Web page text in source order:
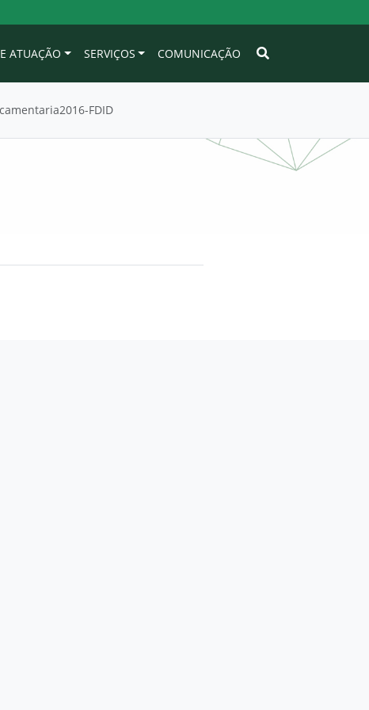
ATUAÇÃO SERVIÇOS COMUNICAÇÃO
FDID